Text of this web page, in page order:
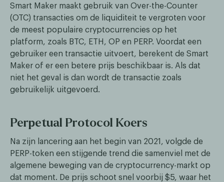
Smart Maker maakt gebruik van Over-the-Counter
(OTC) transacties om de liquiditeit te vergroten voor
de meest populaire cryptocurrencies op het
platform, zoals BTC, ETH, OP en PERP. Voordat een
gebruiker een transactie uitvoert, berekent de Smart
Maker of er een betere prijs beschikbaar is. Als dat
niet het geval is dan wordt de transactie zoals
gebruikelijk uitgevoerd.
Perpetual Protocol Koers
Na zijn lancering aan het begin van 2021, volgde de
PERP-token een stijgende trend die samenviel met de
algemene beweging van de cryptocurrency-markt op
dat moment. De prijs schoot snel voorbij $5, waar het